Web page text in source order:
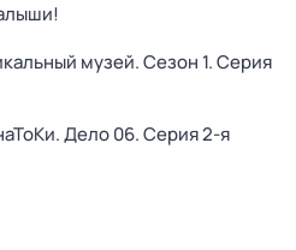
музей. Сезон 1. Серия
Дело 06. Серия 2-я